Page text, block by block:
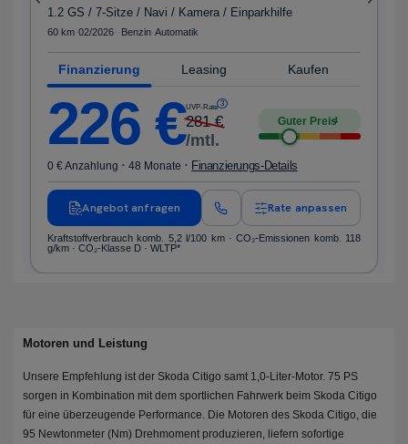
1.2 GS / 7-Sitze / Navi / Kamera / Einparkhilfe
60 km 02/2026 Benzin Automatik
Finanzierung Leasing Kaufen
226 €UVP-Rate 3
281€
/mtl.
Guter Preis4
0 € Anzahlung · 48 Monate · Finanzierungs-Details
Angebot anfragen Rate anpassen
Kraftstoffverbrauch komb. 5,2 l/100 km · CO₂-Emissionen komb. 118
g/km · CO₂-Klasse D · WLTP*
Motoren und Leistung
Unsere Empfehlung ist der Skoda Citigo samt 1,0-Liter-Motor. 75 PS
sorgen in Kombination mit dem sportlichen Fahrwerk beim Skoda Citigo
für eine überzeugende Performance. Die Motoren des Skoda Citigo, die
95 Newtonmeter (Nm) Drehmoment produzieren, liefern sofortige